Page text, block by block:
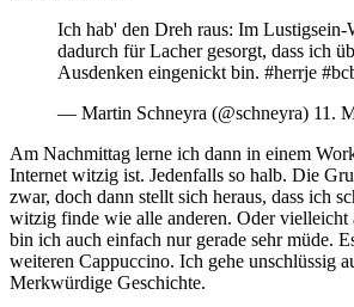
Ich hab' den Dreh raus: Im Lustigsein-
dadurch für Lacher gesorgt, dass ich
Ausdenken eingenickt bin. #herrje
— Martin Schneyra (@schneyra) 11.
Am Nachmittag lerne ich dann in einem
Internet witzig ist. Jedenfalls so halb. Die
zwar, doch dann stellt sich heraus, dass ich
witzig finde wie alle anderen. Oder vielleicht
bin ich auch einfach nur gerade sehr müde.
weiteren Cappuccino. Ich gehe unschlüssig
Merkwürdige Geschichte.